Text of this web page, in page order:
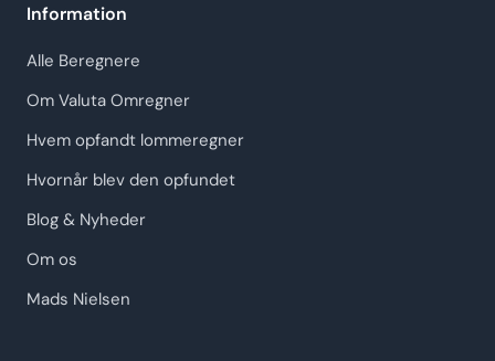
Information
Alle Beregnere
Om Valuta Omregner
Hvem opfandt lommeregner
Hvornår blev den opfundet
Blog & Nyheder
Om os
Mads Nielsen